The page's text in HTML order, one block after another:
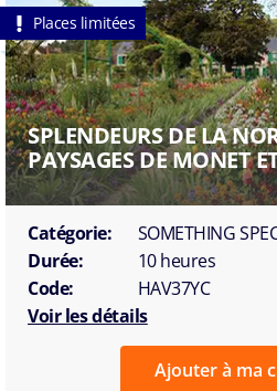
Places limitées
SPLENDEURS DE LA
PAYSAGES DE MONET
Catégorie:
SOMETHING
Durée:
10 heures
Code:
HAV37YC
Voir les détails
Ajouter à ma